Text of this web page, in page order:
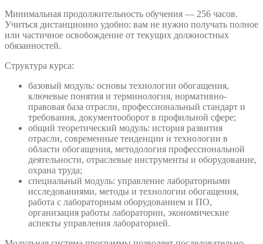
Минимальная продолжительность обучения — 256 часов.
Учиться дистанционно удобно: вам не нужно получать полное
или частичное освобождение от текущих должностных
обязанностей.
Структура курса:
базовый модуль: основы технологии обогащения,
ключевые понятия и терминология, нормативно-
правовая база отрасли, профессиональный стандарт и
требования, документооборот в профильной сфере;
общий теоретический модуль: история развития
отрасли, современные тенденции и технологии в
области обогащения, методология профессиональной
деятельности, отраслевые инструменты и оборудование,
охрана труда;
специальный модуль: управление лабораторными
исследованиями, методы и технологии обогащения,
работа с лабораторным оборудованием и ПО,
организация работы лаборатории, экономические
аспекты управления лабораторией.